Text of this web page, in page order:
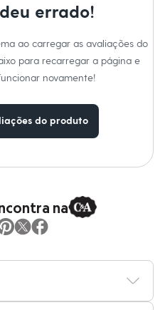
errado!
ao carregar as avaliações do
para recarregar a página e
novamente!
do produto
na
Moda PraiaModa Íntima